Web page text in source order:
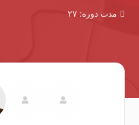
مدت دوره: ۲۷